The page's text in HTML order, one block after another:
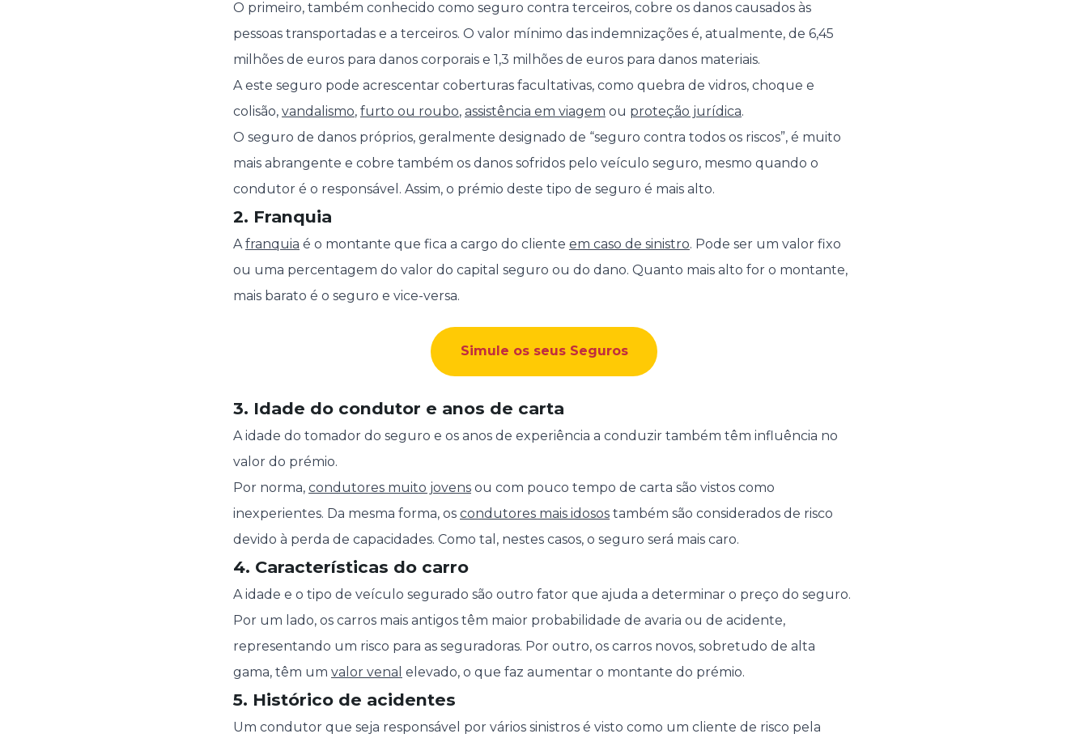
O primeiro, também conhecido como seguro contra terceiros, cobre os danos causados às
pessoas transportadas e a terceiros. O valor mínimo das indemnizações é, atualmente, de 6,45
milhões de euros para danos corporais e 1,3 milhões de euros para danos materiais.
A este seguro pode acrescentar coberturas facultativas, como quebra de vidros, choque e
colisão, vandalismo, furto ou roubo, assistência em viagem ou proteção jurídica.
O seguro de danos próprios, geralmente designado de “seguro contra todos os riscos”, é muito
mais abrangente e cobre também os danos sofridos pelo veículo seguro, mesmo quando o
condutor é o responsável. Assim, o prémio deste tipo de seguro é mais alto.
2. Franquia
Afranquia é o montante que fica a cargo do cliente em caso de sinistro. Pode ser um valor fixo
ou uma percentagem do valor do capital seguro ou do dano. Quanto mais alto for o montante,
mais barato é o seguro e vice-versa.
Simule os seus Seguros
3. Idade do condutor e anos de carta
A idade do tomador do seguro e os anos de experiência a conduzir também têm influência no
valor do prémio.
Por norma, condutores muito jovens ou com pouco tempo de carta são vistos como
inexperientes. Da mesma forma, os condutores mais idosos também são considerados de risco
devido à perda de capacidades. Como tal, nestes casos, o seguro será mais caro.
4. Características do carro
A idade e o tipo de veículo segurado são outro fator que ajuda a determinar o preço do seguro.
Por um lado, os carros mais antigos têm maior probabilidade de avaria ou de acidente,
representando um risco para as seguradoras. Por outro, os carros novos, sobretudo de alta
gama, têm um valor venal elevado, o que faz aumentar o montante do prémio.
5. Histórico de acidentes
Um condutor que seja responsável por vários sinistros é visto como um cliente de risco pela